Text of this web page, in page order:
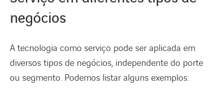
negócios
A tecnologia como serviço pode ser aplicada em
diversos tipos de negócios, independente do porte
ou segmento. Podemos listar alguns exemplos: